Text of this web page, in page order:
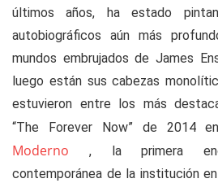
últimos años, ha estado
autobiográficos aún más
mundos embrujados de James
luego están sus cabezas
estuvieron entre los más
“The Forever Now” de 2014
Moderno , la primera
contemporánea de la institución